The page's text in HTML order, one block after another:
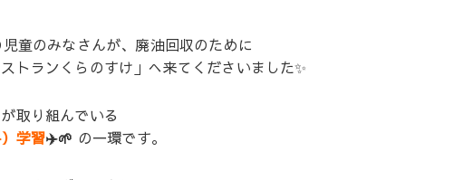
童のみなさんが、廃油回収のために
トランくらのすけ」へ来てくださいました✨
取り組んでいる
学習✈️🌱 の一環です。